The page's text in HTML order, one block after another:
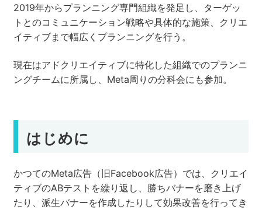
2019年からプランニング専門組織を発足し、ターゲッ
トとのコミュニケーション戦略や具体的な施策、クリエ
イティブまで幅広くプランニングを行う。
現在はアドクリエイティブに特化した組織でのプランニ
ングチームに所属し、Meta周りの分科会にも参加。
はじめに
かつてのMeta広告（旧Facebook広告）では、クリエイ
ティブのABテストを繰り返し、勝ちバナーを磨き上げ
たり、派生バナーを作成したりして効果改善を行ってき